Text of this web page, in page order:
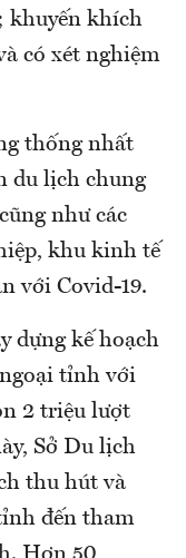
khuyến khích
có xét nghiệm
thống nhất
du lịch chung
như các
khu kinh tế
với Covid-19.
dựng kế hoạch
tỉnh với
2 triệu lượt
Sở Du lịch
thu hút và
đến tham